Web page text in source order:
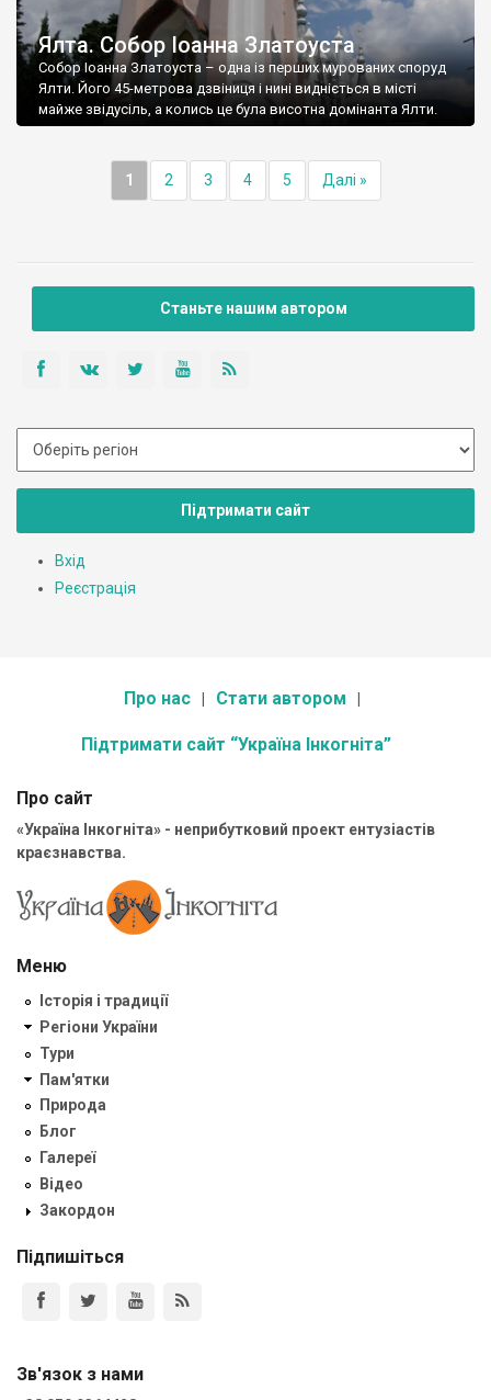
Ялта. Собор Іоанна Златоуста
Собор Іоанна Златоуста – одна із перших мурованих споруд
Ялти. Його 45-метрова дзвіниця і нині видніється в місті
майже звідусіль, а колись це була висотна домінанта Ялти.
1 2 3 4 5 Далі »
Станьте нашим автором
Підтримати сайт
Вхід
Реєстрація
Про нас Стати автором
Підтримати сайт “Україна Інкогніта”
Про сайт
«Україна Інкогніта» - неприбутковий проект ентузіастів
краєзнавства.
Меню
Історія і традиції
Регіони України
Тури
Пам'ятки
Природа
Блог
Галереї
Відео
Закордон
Підпишіться
Зв'язок з нами